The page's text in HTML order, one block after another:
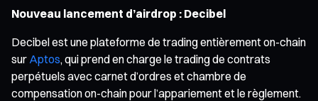
Nouveau lancement d’airdrop : Decibel
Decibel est une plateforme de trading entièrement on-chain
sur Aptos, qui prend en charge le trading de contrats
perpétuels avec carnet d’ordres et chambre de
compensation on-chain pour l’appariement et le règlement.